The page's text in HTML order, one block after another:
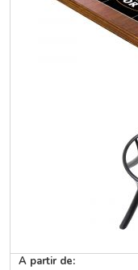
A partir de: